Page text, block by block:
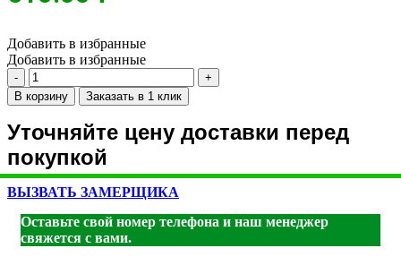
Добавить в избранные
Добавить в избранные
Количество
товара
Плинтус
П-22
-
Миндаль
В корзину Заказать в 1 клик
Уточняйте цену доставки перед
покупкой
ВЫЗВАТЬ ЗАМЕРЩИКА
Оставьте свой номер телефона и наш менеджер
свяжется с вами.